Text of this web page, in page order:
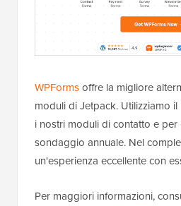
WPFormsoffre la migliore
moduli di Jetpack. Utilizziamo
i nostri moduli di contatto e
sondaggio annuale. Nel
un'esperienza eccellente con
Per maggiori informazioni,